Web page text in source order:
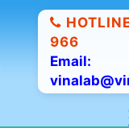
966
Email: